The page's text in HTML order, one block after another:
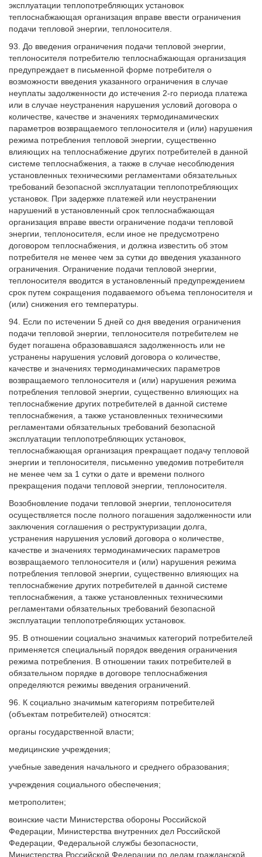
эксплуатации теплопотребляющих установок
теплоснабжающая организация вправе ввести ограничения
подачи тепловой энергии, теплоносителя.
93. До введения ограничения подачи тепловой энергии,
теплоносителя потребителю теплоснабжающая организация
предупреждает в письменной форме потребителя о
возможности введения указанного ограничения в случае
неуплаты задолженности до истечения 2-го периода платежа
или в случае неустранения нарушения условий договора о
количестве, качестве и значениях термодинамических
параметров возвращаемого теплоносителя и (или) нарушения
режима потребления тепловой энергии, существенно
влияющих на теплоснабжение других потребителей в данной
системе теплоснабжения, а также в случае несоблюдения
установленных техническими регламентами обязательных
требований безопасной эксплуатации теплопотребляющих
установок. При задержке платежей или неустранении
нарушений в установленный срок теплоснабжающая
организация вправе ввести ограничение подачи тепловой
энергии, теплоносителя, если иное не предусмотрено
договором теплоснабжения, и должна известить об этом
потребителя не менее чем за сутки до введения указанного
ограничения. Ограничение подачи тепловой энергии,
теплоносителя вводится в установленный предупреждением
срок путем сокращения подаваемого объема теплоносителя и
(или) снижения его температуры.
94. Если по истечении 5 дней со дня введения ограничения
подачи тепловой энергии, теплоносителя потребителем не
будет погашена образовавшаяся задолженность или не
устранены нарушения условий договора о количестве,
качестве и значениях термодинамических параметров
возвращаемого теплоносителя и (или) нарушения режима
потребления тепловой энергии, существенно влияющих на
теплоснабжение других потребителей в данной системе
теплоснабжения, а также установленных техническими
регламентами обязательных требований безопасной
эксплуатации теплопотребляющих установок,
теплоснабжающая организация прекращает подачу тепловой
энергии и теплоносителя, письменно уведомив потребителя
не менее чем за 1 сутки о дате и времени полного
прекращения подачи тепловой энергии, теплоносителя.
Возобновление подачи тепловой энергии, теплоносителя
осуществляется после полного погашения задолженности или
заключения соглашения о реструктуризации долга,
устранения нарушения условий договора о количестве,
качестве и значениях термодинамических параметров
возвращаемого теплоносителя и (или) нарушения режима
потребления тепловой энергии, существенно влияющих на
теплоснабжение других потребителей в данной системе
теплоснабжения, а также установленных техническими
регламентами обязательных требований безопасной
эксплуатации теплопотребляющих установок.
95. В отношении социально значимых категорий потребителей
применяется специальный порядок введения ограничения
режима потребления. В отношении таких потребителей в
обязательном порядке в договоре теплоснабжения
определяются режимы введения ограничений.
96. К социально значимым категориям потребителей
(объектам потребителей) относятся:
органы государственной власти;
медицинские учреждения;
учебные заведения начального и среднего образования;
учреждения социального обеспечения;
метрополитен;
воинские части Министерства обороны Российской
Федерации, Министерства внутренних дел Российской
Федерации, Федеральной службы безопасности,
Министерства Российской Федерации по делам гражданской